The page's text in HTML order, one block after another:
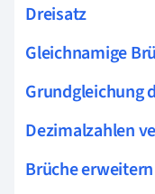
Dreisatz
Gleichnamige
Grundgleichung
Dezimalzahlen
Brüche erweitern